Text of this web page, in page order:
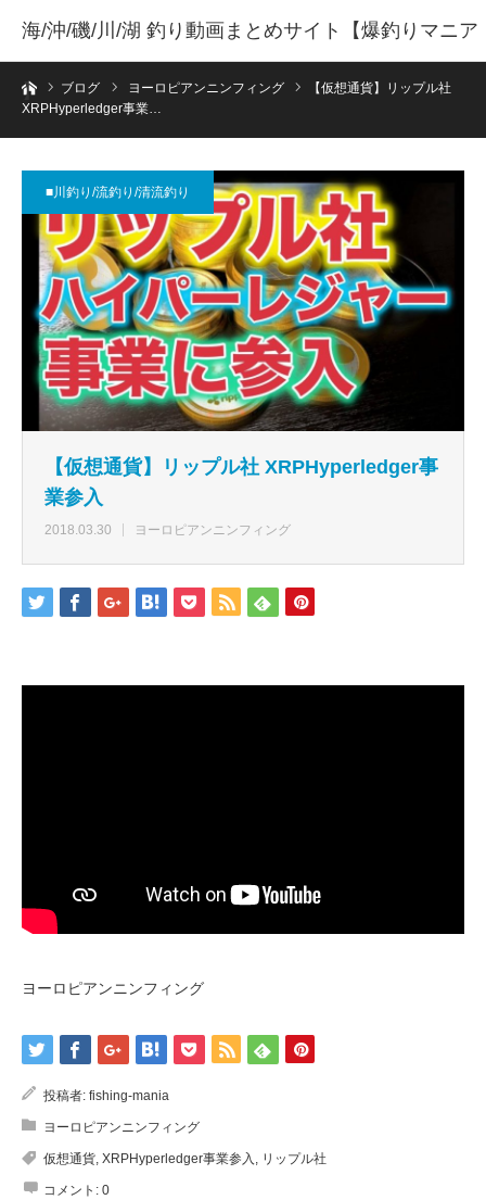
海/沖/磯/川/湖 釣り動画まとめサイト【爆釣りマニア
】ホームブログ ヨーロピアンニンフィング
【仮想通貨】リップル社
XRPHyperledger事業…
■川釣り/流釣り/清流釣り
【仮想通貨】リップル社 XRPHyperledger事
業参入
2018.03.30 ヨーロピアンニンフィング
ヨーロピアンニンフィング
投稿者: fishing-mania
ヨーロピアンニンフィング
仮想通貨, XRPHyperledger事業参入 , リップル社
コメント: 0